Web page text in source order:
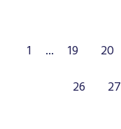
1 ... 19 20
26
27